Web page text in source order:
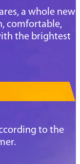
a whole new
comfortable,
the brightest
to the